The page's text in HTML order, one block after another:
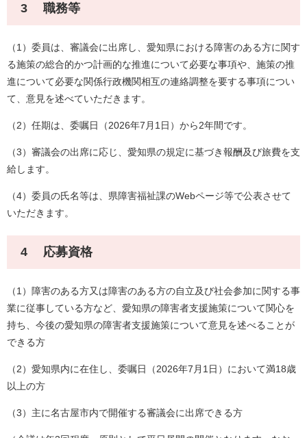
3 職務等
（1）委員は、審議会に出席し、愛知県における障害のある方に関す
る施策の総合的かつ計画的な推進について必要な事項や、施策の推
進について必要な関係行政機関相互の連絡調整を要する事項につい
て、意見を述べていただきます。
（2）任期は、委嘱日（2026年7月1日）から2年間です。
（3）審議会の出席に応じ、愛知県の規定に基づき報酬及び旅費を支
給します。
（4）委員の氏名等は、県障害福祉課のWebページ等で公表させて
いただきます。
4 応募資格
（1）障害のある方又は障害のある方の自立及び社会参加に関する事
業に従事している方など、愛知県の障害者支援施策について関心を
持ち、今後の愛知県の障害者支援施策について意見を述べることが
できる方
（2）愛知県内に在住し、委嘱日（2026年7月1日）において満18歳
以上の方
（3）主に名古屋市内で開催する審議会に出席できる方